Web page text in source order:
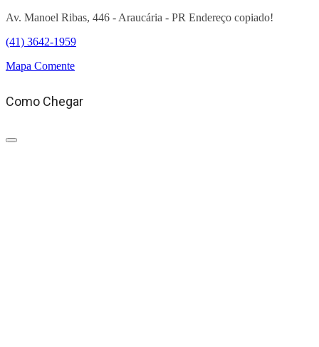
Av. Manoel Ribas, 446 - Araucária - PR Endereço copiado!
(41) 3642-1959
Mapa Comente
Como Chegar